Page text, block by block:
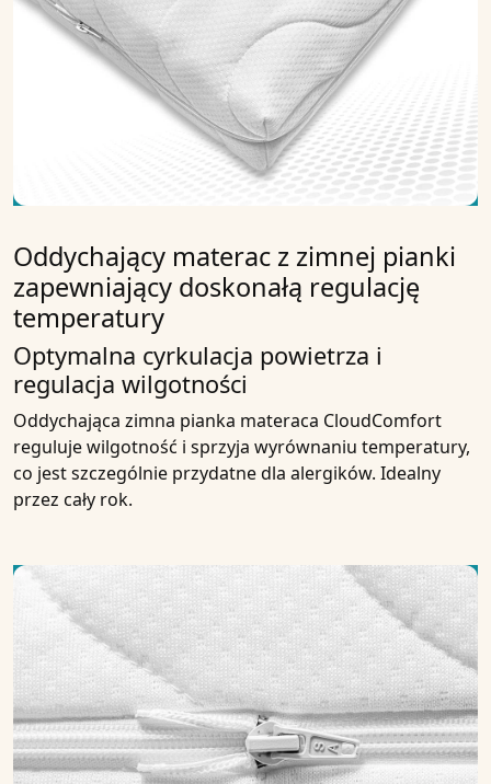
Oddychający materac z zimnej pianki
zapewniający doskonałą regulację
temperatury
Optymalna cyrkulacja powietrza i
regulacja wilgotności
Oddychająca zimna pianka materaca CloudComfort
reguluje wilgotność i sprzyja wyrównaniu temperatury,
co jest szczególnie przydatne dla alergików. Idealny
przez cały rok.